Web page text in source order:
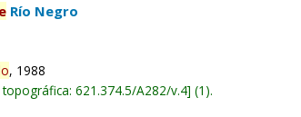
Río Negro
, 1988
topográfica:621.374.5/A282/v.4 (1).